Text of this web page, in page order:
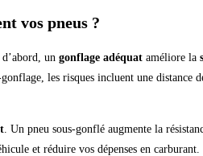
vos pneus ?
un gonflage adéquat améliore la
les risques incluent une
. Un pneu sous-gonflé augmente la
et réduire vos dépenses en